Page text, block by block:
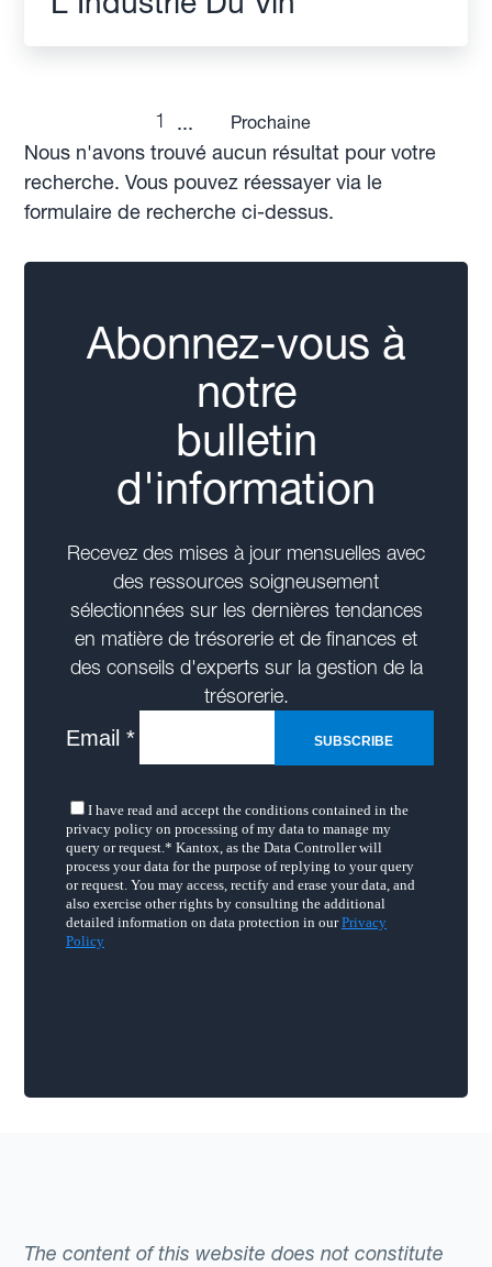
1 ... Prochaine
Nous n'avons trouvé aucun résultat pour votre
recherche. Vous pouvez réessayer via le
formulaire de recherche ci-dessus.
Abonnez-vous à
notre
bulletin
d'information
Recevez des mises à jour mensuelles avec
des ressources soigneusement
sélectionnées sur les dernières tendances
en matière de trésorerie et de finances et
des conseils d'experts sur la gestion de la
trésorerie.
The content of this website does not constitute